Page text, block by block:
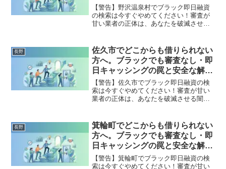
な解決策
【警告】野沢温泉村でブラック即日融資
の検索は今すぐやめてください！審査が
甘い業者の正体は、あなたを破滅させる
野沢温泉村で違法業者を避け、借金地獄
から抜け出した方々の実体験と確実な解
決策を完全公開。
長野
佐久市でどこからも借りられない
方へ。ブラックでも審査なし・即
日キャッシングの罠と安全な解決
策
【警告】佐久市でブラック即日融資の検
索は今すぐやめてください！審査が甘い
業者の正体は、あなたを破滅させる闇金
市で違法業者を避け、借金地獄から抜け
出した方々の実体験と確実な解決策を完
全公開。
長野
箕輪町でどこからも借りられない
方へ。ブラックでも審査なし・即
日キャッシングの罠と安全な解決
策
【警告】箕輪町でブラック即日融資の検
索は今すぐやめてください！審査が甘い